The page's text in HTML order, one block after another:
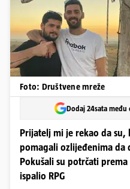
Foto: Društvene mreže
Dodaj 24sata među
Prijatelj mi je rekao da su,
pomagali ozlijeđenima da
Pokušali su potrčati
ispalio RPG